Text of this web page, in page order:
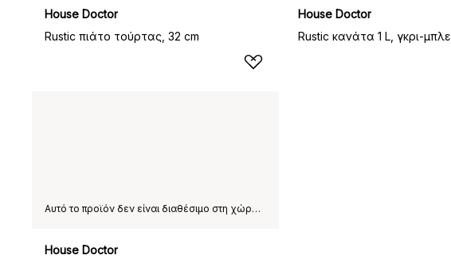
House Doctor
Rustic πιάτο τούρτας, 32 cm
House Doctor
Rustic κανάτα 1 L, γκρι-μπλε
Αυτό το προϊόν δεν είναι διαθέσιμο στη χώρα παράδοσης που έχετε επιλέξει.
House Doctor